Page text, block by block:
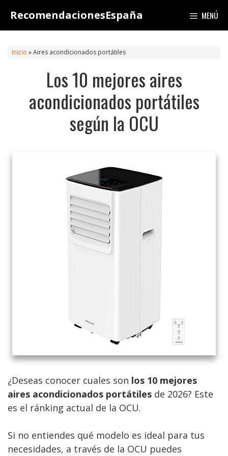
contenido
RecomendacionesEspaña MENÚ
Inicio »Aires acondicionados portátiles
Los 10 mejores aires
acondicionados portátiles
según la OCU
¿Deseas conocer cuales son los 10 mejores
aires acondicionados portátiles de 2026? Este
es el ránking actual de la OCU.
Si no entiendes qué modelo es ideal para tus
necesidades, a través de la OCU puedes